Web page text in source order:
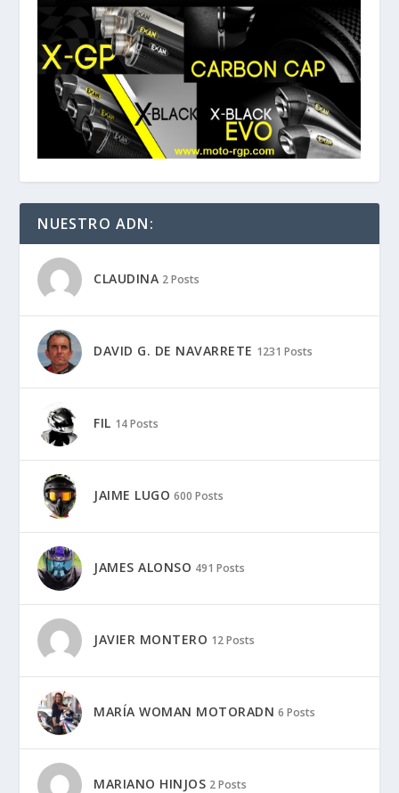
NUESTRO ADN:
CLAUDINA 2 Posts
DAVID G. DE NAVARRETE 1231 Posts
FIL 14 Posts
JAIME LUGO 600 Posts
JAMES ALONSO 491 Posts
JAVIER MONTERO 12 Posts
MARÍA WOMAN MOTORADN 6 Posts
MARIANO HINJOS 2 Posts